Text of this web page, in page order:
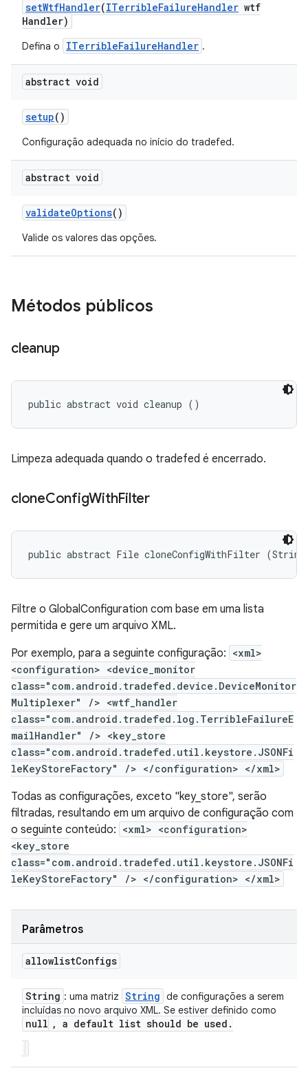
setWtfHandler(ITerribleFailureHandler wtf
Handler)
Defina o ITerribleFailureHandler .
abstract void
setup()
Configuração adequada no início do tradefed.
abstract void
validateOptions()
Valide os valores das opções.
Métodos públicos
cleanup
public abstract void cleanup ()
Limpeza adequada quando o tradefed é encerrado.
cloneConfigWithFilter
public abstract File cloneConfigWithFilter
Filtre o GlobalConfiguration com base em uma lista
permitida e gere um arquivo XML.
Por exemplo, para a seguinte configuração: <xml>
<configuration> <device_monitor
class="com.android.tradefed.device.DeviceMonitor
Multiplexer" /> <wtf_handler
class="com.android.tradefed.log.TerribleFailureE
mailHandler" /> <key_store
class="com.android.tradefed.util.keystore.JSONFi
leKeyStoreFactory" /> </configuration> </xml>
Todas as configurações, exceto "key_store", serão
filtradas, resultando em um arquivo de configuração com
o seguinte conteúdo: <xml> <configuration>
<key_store
class="com.android.tradefed.util.keystore.JSONFi
leKeyStoreFactory" /> </configuration> </xml>
Parâmetros
allowlistConfigs
String : uma matriz String de configurações a serem
incluídas no novo arquivo XML. Se estiver definido como
null , a default list should be used .